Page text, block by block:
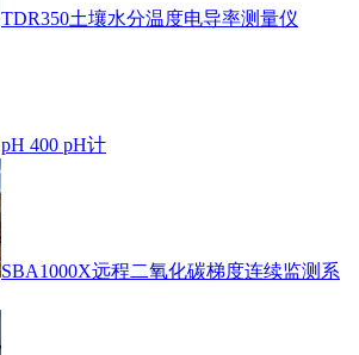
TDR350土壤水分温度电导率测量仪
pH 400 pH计
SBA1000X远程二氧化碳梯度连续监测系